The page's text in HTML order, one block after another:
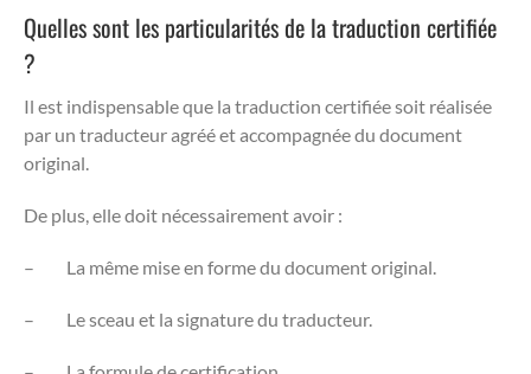
Quelles sont les particularités de la traduction certifiée
?
Il est indispensable que la traduction certifiée soit réalisée
par un traducteur agréé et accompagnée du document
original.
De plus, elle doit nécessairement avoir :
– La même mise en forme du document original.
– Le sceau et la signature du traducteur.